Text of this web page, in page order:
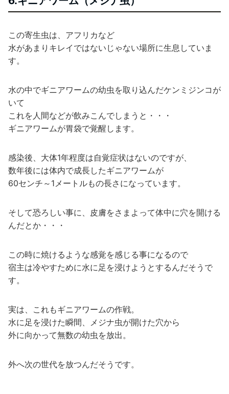
この寄生虫は、アフリカなど
水があまりキレイではないじゃない場所に生息していま
す。
水の中でギニアワームの幼虫を取り込んだケンミジンコが
いて
これを人間などが飲みこんでしまうと・・・
ギニアワームが胃袋で覚醒します。
感染後、大体1年程度は自覚症状はないのですが、
数年後には体内で成長したギニアワームが
60センチ～1メートルもの長さになっています。
そして恐ろしい事に、皮膚をさまよって体中に穴を開ける
んだとか・・・
この時に焼けるような感覚を感じる事になるので
宿主は冷やすために水に足を浸けようとするんだそうで
す。
実は、これもギニアワームの作戦。
水に足を浸けた瞬間、メジナ虫が開けた穴から
外に向かって無数の幼虫を放出。
外へ次の世代を放つんだそうです。